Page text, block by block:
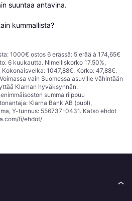
suuntaa antavina.
kummallista?
1000€ ostos 6 erässä: 5 erää à 174,65€
6 kuukautta. Nimelliskorko 17,50%,
1047,88€. Korko: 47,88€.
vain Suomessa asuville vähintään
Klarnan hyväksynnän.
summa riippuu
Klarna Bank AB (publ),
Y-tunnus: 556737-0431. Katso ehdot
fi/ehdot/.